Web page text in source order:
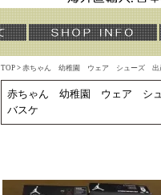
TOP > 赤ちゃん 幼稚園 ウェア シューズ 出
赤ちゃん 幼稚園 ウェア シ
バスケ